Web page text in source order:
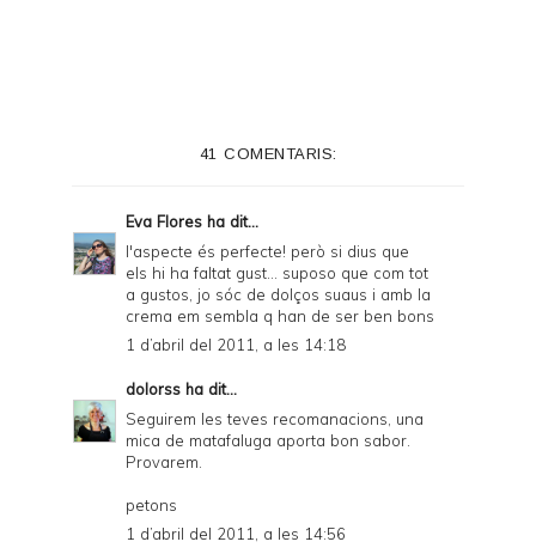
41 COMENTARIS:
Eva Flores ha dit...
l'aspecte és perfecte! però si dius que
els hi ha faltat gust... suposo que com tot
a gustos, jo sóc de dolços suaus i amb la
crema em sembla q han de ser ben bons
1 d’abril del 2011, a les 14:18
dolorss ha dit...
Seguirem les teves recomanacions, una
mica de matafaluga aporta bon sabor.
Provarem.
petons
1 d’abril del 2011, a les 14:56